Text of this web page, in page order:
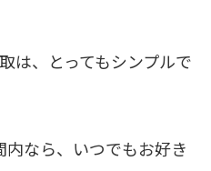
は、とってもシンプルで
内なら、いつでもお好き